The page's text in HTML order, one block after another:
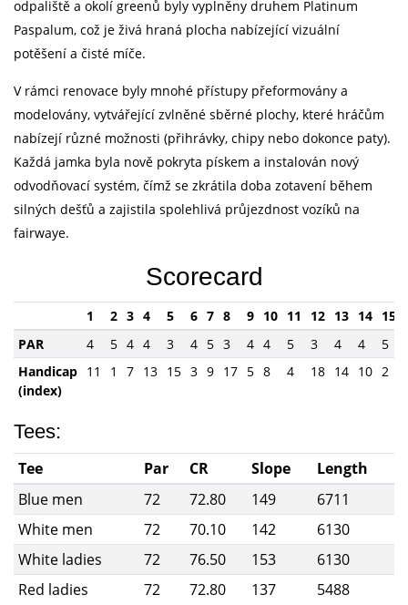
odpaliště a okolí greenů byly vyplněny druhem Platinum
Paspalum, což je živá hraná plocha nabízející vizuální
potěšení a čisté míče.
V rámci renovace byly mnohé přístupy přeformovány a
modelovány, vytvářející zvlněné sběrné plochy, které hráčům
nabízejí různé možnosti (přihrávky, chipy nebo dokonce paty).
Každá jamka byla nově pokryta pískem a instalován nový
odvodňovací systém, čímž se zkrátila doba zotavení během
silných dešťů a zajistila spolehlivá průjezdnost vozíků na
fairwaye.
Scorecard
1 2 3 4 5 6 7 8 9 10 11 12 13 14 15
PAR
4 5 4 4 3 4 5 3 4 4 5 3 4 4 5
Handicap
(index)
11 1 7 13 15 3 9 17 5 8 4 18 14 10 2
Tees:
Tee Par CR Slope
Length
Blue men
72 72.80 149
6711
White men
72 70.10 142
6130
White ladies
72 76.50 153
6130
Red ladies
72 72.80 137 5488